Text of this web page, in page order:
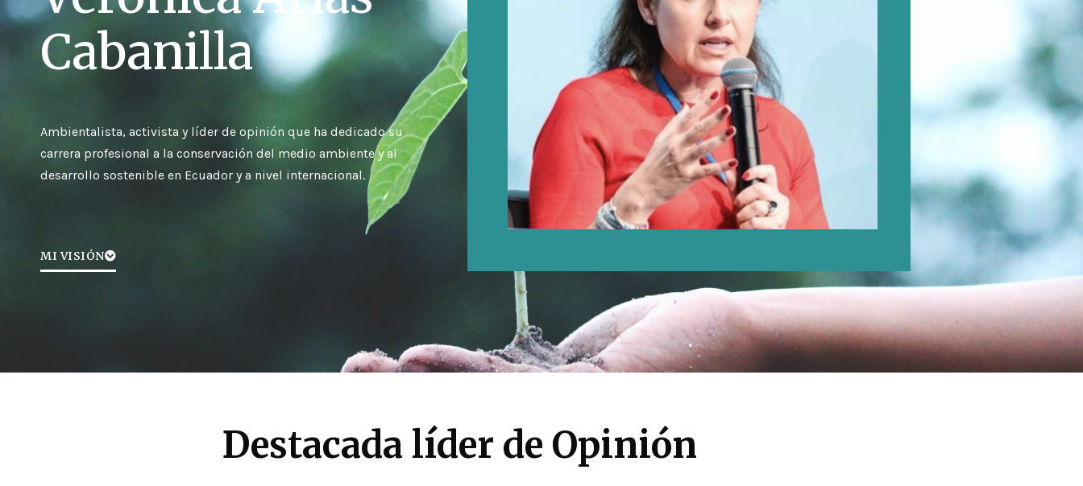
Cabanilla
Ambientalista, activista y líder de opinión que ha dedicado su
carrera profesional a la conservación del medio ambiente y al
desarrollo sostenible en Ecuador y a nivel internacional.
MI VISIÓN
Destacada líder de Opinión